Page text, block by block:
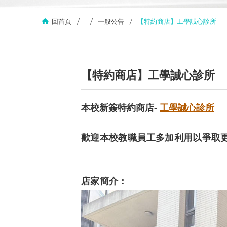
回首頁 一般公告 【特約商店】工學誠心診所
【特約商店】工學誠心診所
本校新簽特約商店- 工學誠心診所
歡迎本校教職員工多加利用以爭取
店家簡介：